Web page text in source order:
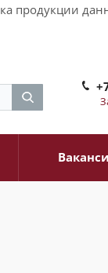
продукции